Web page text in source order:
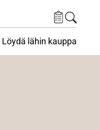
Löydä lähin kauppa